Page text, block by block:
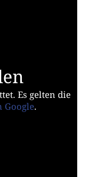
Es gelten die
Google.